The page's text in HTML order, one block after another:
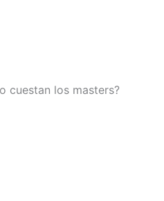
cuestan los masters?